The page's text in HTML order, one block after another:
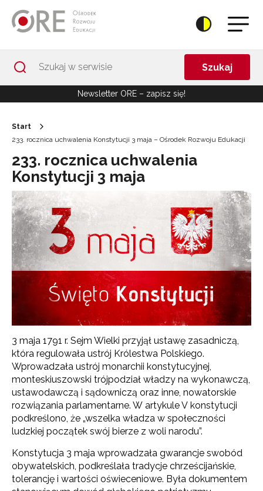
Szukaj
Newsletter ORE – zapisz się!
Start
233. rocznica uchwalenia Konstytucji 3 maja – Ośrodek Rozwoju Edukacji
233. rocznica uchwalenia
Konstytucji 3 maja
3 maja 1791 r. Sejm Wielki przyjął ustawę zasadniczą,
która regulowała ustrój Królestwa Polskiego.
Wprowadzała ustrój monarchii konstytucyjnej,
monteskiuszowski trójpodział władzy na wykonawczą,
ustawodawczą i sądowniczą oraz inne, nowatorskie
rozwiązania parlamentarne. W artykule V konstytucji
podkreślono, że „wszelka władza w społeczności
ludzkiej początek swój bierze z woli narodu”.
Konstytucja 3 maja wprowadzała gwarancje swobód
obywatelskich, podkreślała tradycje chrześcijańskie,
tolerancję i wartości oświeceniowe. Była dokumentem